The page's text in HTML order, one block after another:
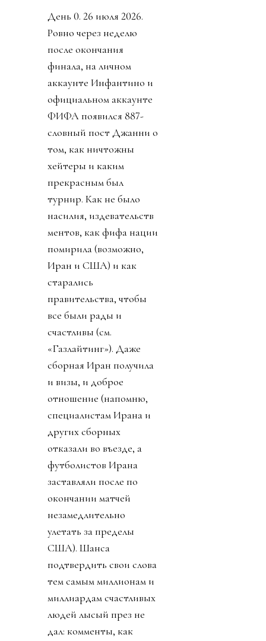
День 0. 26 июля 2026.
Ровно через неделю
после окончания
финала, на личном
аккаунте Инфантино и
официальном аккаунте
ФИФА появился 887-
словный пост Джанни о
том, как ничтожны
хейтеры и каким
прекрасным был
турнир. Как не было
насилия, издевательств
ментов, как фифа нации
помирила (возможно,
Иран и США) и как
старались
правительства, чтобы
все были рады и
счастливы (см.
«Газлайтинг»). Даже
сборная Иран получила
и визы, и доброе
отношение (напомню,
специалистам Ирана и
других сборных
отказали во въезде, а
футболистов Ирана
заставляли после по
окончании матчей
незамедлительно
улетать за пределы
США). Шанса
подтвердить свои слова
тем самым миллионам и
миллиардам счастливых
людей лысый през не
дал: комменты, как